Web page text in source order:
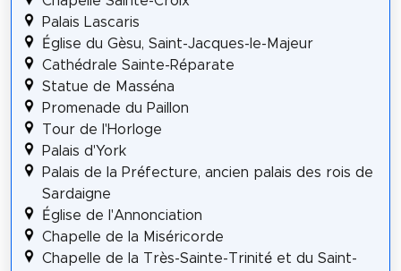
Palais Lascaris
Église du Gèsu, Saint-Jacques-le-Majeur
Cathédrale Sainte-Réparate
Statue de Masséna
Promenade du Paillon
Tour de l'Horloge
Palais d'York
Palais de la Préfecture, ancien palais des rois de
Sardaigne
Église de l'Annonciation
Chapelle de la Miséricorde
Chapelle de la Très-Sainte-Trinité et du Saint-